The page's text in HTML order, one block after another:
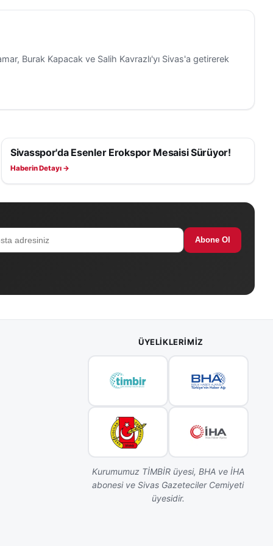
Burak Kapacak ve Salih Kavrazlı'yı Sivas'a getirerek
SIVASSPOR HABERLERI
Sivasspor'da Esenler Erokspor Mesaisi Sürüyor!
Haberin Detayı →
Abone Ol
ÜYELIKLERIMIZ
Kurumumuz TİMBİR üyesi, BHA ve İHA
abonesi ve Sivas Gazeteciler Cemiyeti
üyesidir.